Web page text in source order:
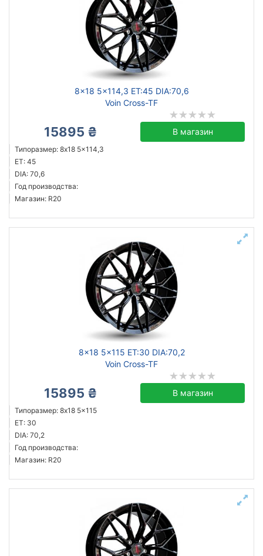
8x18 5x114,3 ET:45 DIA:70,6
Voin Cross-TF
15895 ₴ В магазин
Типоразмер: 8x18 5x114,3
ET: 45
DIA: 70,6
Год производства:
Магазин: R20
8x18 5x115 ET:30 DIA:70,2
Voin Cross-TF
15895 ₴ В магазин
Типоразмер: 8x18 5x115
ET: 30
DIA: 70,2
Год производства:
Магазин: R20